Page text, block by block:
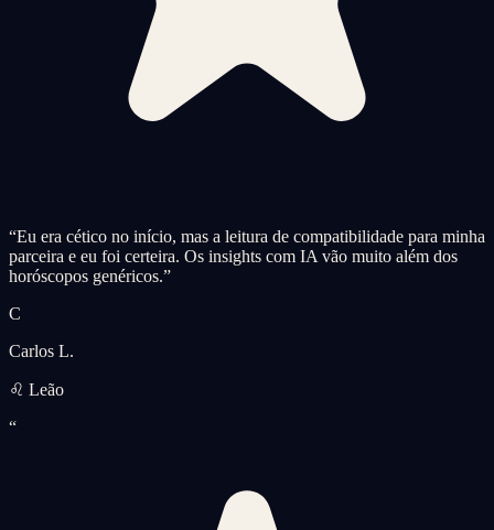
“Eu era cético no início, mas a leitura de compatibilidade para minha
parceira e eu foi certeira. Os insights com IA vão muito além dos
horóscopos genéricos.”
C
Carlos L.
♌ Leão
“